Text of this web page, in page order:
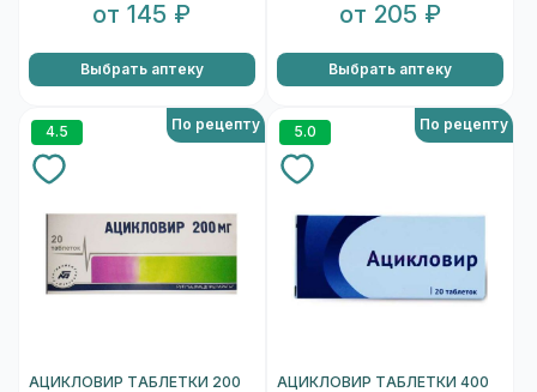
от 145 ₽
Выбрать аптеку
от 205 ₽
Выбрать аптеку
4.5 По рецепту
АЦИКЛОВИР ТАБЛЕТКИ 200
5.0 По рецепту
АЦИКЛОВИР ТАБЛЕТКИ 400